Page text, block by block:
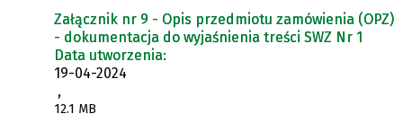
Załącznik nr 9 - Opis przedmiotu zamówienia (OPZ)
- dokumentacja do wyjaśnienia treści SWZ Nr 1
Data utworzenia:
19-04-2024
,
12.1 MB